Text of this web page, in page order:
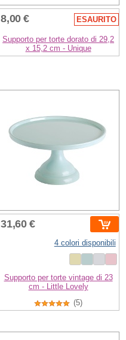
8,00 € ESAURITO
Supporto per torte dorato di 29,2
x 15,2 cm - Unique
31,60 €
4 colori disponibili
Supporto per torte vintage di 23
cm - Little Lovely
(5)